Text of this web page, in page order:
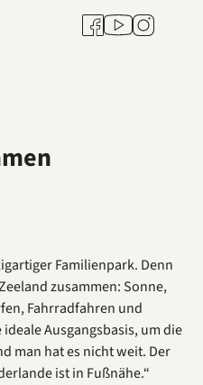
Facebook
YoutubeInstagram
Familienpark. Denn
zusammen: Sonne,
Fahrradfahren und
Ausgangsbasis, um die
man hat es nicht weit. Der
ist in Fußnähe.“